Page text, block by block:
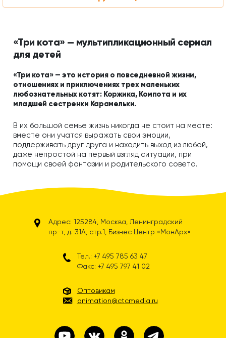
«Три кота» — мультипликационный сериал
для детей
«Три кота» — это история о повседневной жизни,
отношениях и приключениях трех маленьких
любознательных котят: Коржика, Компота и их
младшей сестренки Карамельки.
В их большой семье жизнь никогда не стоит на месте:
вместе они учатся выражать свои эмоции,
поддерживать друг друга и находить выход из любой,
даже непростой на первый взгляд ситуации, при
помощи своей фантазии и родительского совета.
Адрес: 125284, Москва, Ленинградский
пр-т, д. 31А, стр.1, Бизнес Центр «МонАрх»
Тел.: +7 495 785 63 47
Факс: +7 495 797 41 02
Оптовикам
animation@ctcmedia.ru